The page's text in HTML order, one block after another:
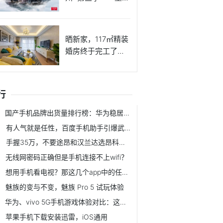
晒新家，117㎡精装
婚房终于完工了，
国产手机品牌出货量排行榜：华为稳居第一，第二是谁？
有人气就是任性，百度手机助手引爆武汉广州高校
手握35万，不要途昂和汉兰达选昂科旗？看完这4点，买不买就懂了
无线网密码正确但是手机连接不上wifi？
想用手机看电视？那这几个app中的任何一个就够你用了！
魅族的变与不变，魅族 Pro 5 试玩体验
华为、vivo 5G手机游戏体验对比：这样玩，吃鸡从未如此轻松
苹果手机下载安装迅雷，iOS通用